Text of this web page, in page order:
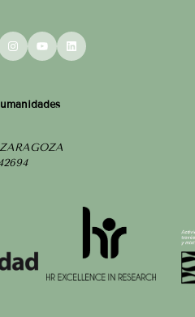
Instagram
YouTubeLinkedIn